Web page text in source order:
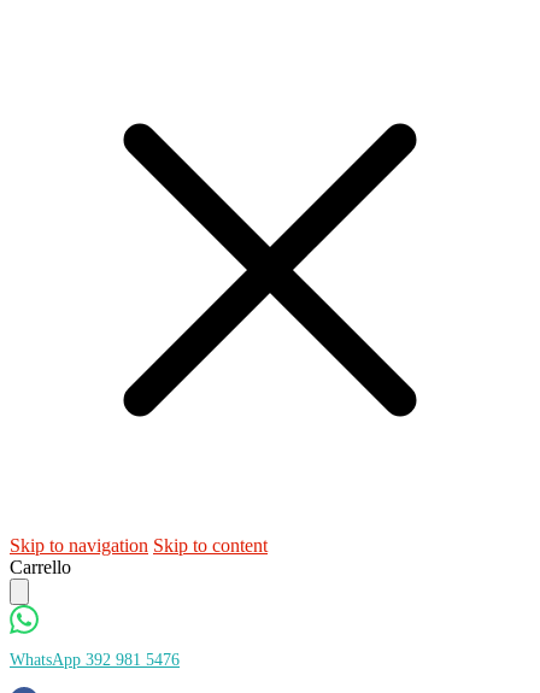
Skip to navigation Skip to content
Carrello
WhatsApp 392 981 5476